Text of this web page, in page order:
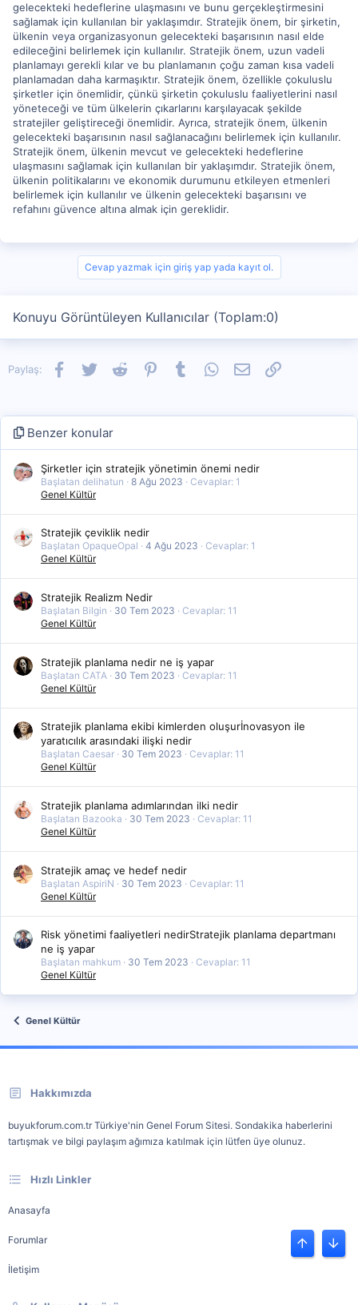
gelecekteki hedeflerine ulaşmasını ve bunu gerçekleştirmesini
sağlamak için kullanılan bir yaklaşımdır. Stratejik önem, bir şirketin,
ülkenin veya organizasyonun gelecekteki başarısının nasıl elde
edileceğini belirlemek için kullanılır. Stratejik önem, uzun vadeli
planlamayı gerekli kılar ve bu planlamanın çoğu zaman kısa vadeli
planlamadan daha karmaşıktır. Stratejik önem, özellikle çokuluslu
şirketler için önemlidir, çünkü şirketin çokuluslu faaliyetlerini nasıl
yöneteceği ve tüm ülkelerin çıkarlarını karşılayacak şekilde
stratejiler geliştireceği önemlidir. Ayrıca, stratejik önem, ülkenin
gelecekteki başarısının nasıl sağlanacağını belirlemek için kullanılır.
Stratejik önem, ülkenin mevcut ve gelecekteki hedeflerine
ulaşmasını sağlamak için kullanılan bir yaklaşımdır. Stratejik önem,
ülkenin politikalarını ve ekonomik durumunu etkileyen etmenleri
belirlemek için kullanılır ve ülkenin gelecekteki başarısını ve
refahını güvence altına almak için gereklidir.
Cevap yazmak için giriş yap yada kayıt ol.
Konuyu Görüntüleyen Kullanıcılar (Toplam:0)
Paylaş: Facebook
TwitterReddit PinterestTumblrWhatsApp
E-postaLink
Benzer konular
Şirketler için stratejik yönetimin önemi nedir
Başlatan delihatun 8 Ağu 2023
Cevaplar: 1
Genel Kültür
Stratejik çeviklik nedir
Başlatan OpaqueOpal 4 Ağu 2023
Cevaplar: 1
Genel Kültür
Stratejik Realizm Nedir
Başlatan Bilgin 30 Tem 2023
Cevaplar: 11
Genel Kültür
Stratejik planlama nedir ne iş yapar
Başlatan CATA 30 Tem 2023
Cevaplar: 11
Genel Kültür
Stratejik planlama ekibi kimlerden oluşurİnovasyon ile
yaratıcılık arasındaki ilişki nedir
Başlatan Caesar 30 Tem 2023
Cevaplar: 11
Genel Kültür
Stratejik planlama adımlarından ilki nedir
Başlatan Bazooka 30 Tem 2023
Cevaplar: 11
Genel Kültür
Stratejik amaç ve hedef nedir
Başlatan AspiriN 30 Tem 2023
Cevaplar: 11
Genel Kültür
Risk yönetimi faaliyetleri nedirStratejik planlama departmanı
ne iş yapar
Başlatan mahkum 30 Tem 2023
Cevaplar: 11
Genel Kültür
Genel Kültür
Hakkımızda
buyukforum.com.tr Türkiye'nin Genel Forum Sitesi. Sondakika haberlerini
tartışmak ve bilgi paylaşım ağımıza katılmak için lütfen üye olunuz.
Hızlı Linkler
Anasayfa
Forumlar
İletişim
Üst Alt